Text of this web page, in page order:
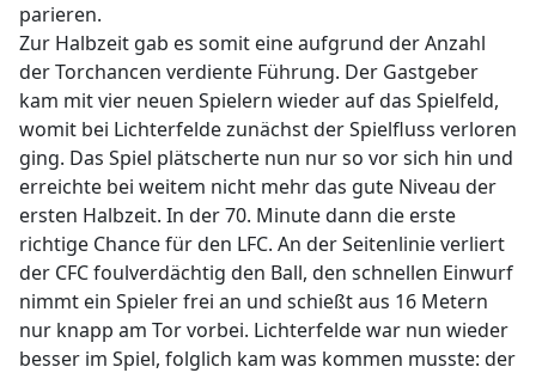
parieren.
Zur Halbzeit gab es somit eine aufgrund der Anzahl
der Torchancen verdiente Führung. Der Gastgeber
kam mit vier neuen Spielern wieder auf das Spielfeld,
womit bei Lichterfelde zunächst der Spielfluss verloren
ging. Das Spiel plätscherte nun nur so vor sich hin und
erreichte bei weitem nicht mehr das gute Niveau der
ersten Halbzeit. In der 70. Minute dann die erste
richtige Chance für den LFC. An der Seitenlinie verliert
der CFC foulverdächtig den Ball, den schnellen Einwurf
nimmt ein Spieler frei an und schießt aus 16 Metern
nur knapp am Tor vorbei. Lichterfelde war nun wieder
besser im Spiel, folglich kam was kommen musste: der